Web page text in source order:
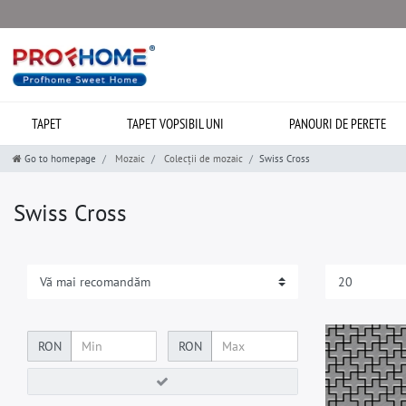
TAPET TAPET VOPSIBIL UNI PANOURI DE PERETE
Go to homepage Mozaic Colecții de mozaic Swiss Cross
Swiss Cross
RON RON